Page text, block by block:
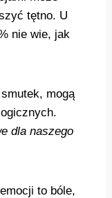
tętno. U
nie wie, jak
mogą
dla naszego
to bóle,